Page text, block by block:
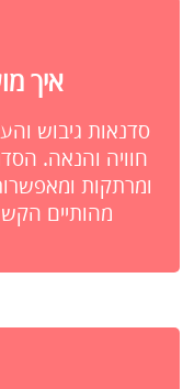
איך
סדנאות גיבוש
חוויה והנאה.
ומרתקות
מהותיים